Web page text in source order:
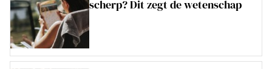
scherp? Dit zegt de wetenschap